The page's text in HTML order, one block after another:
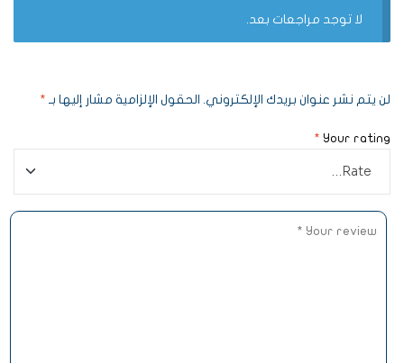
لا توجد مراجعات بعد.
لن يتم نشر عنوان بريدك الإلكتروني. الحقول الإلزامية مشار إليها بـ *
Your rating
*